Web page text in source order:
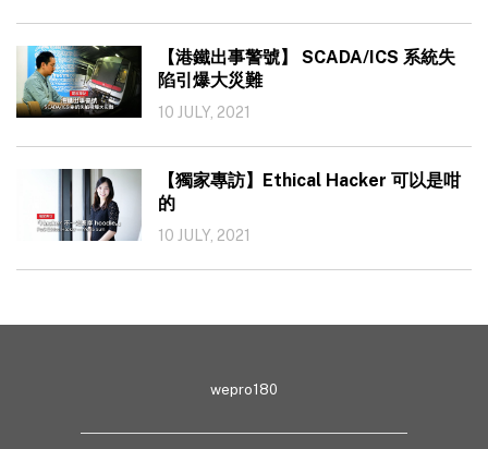
【港鐵出事警號】 SCADA/ICS 系統失
陷引爆大災難
10 JULY, 2021
【獨家專訪】Ethical Hacker 可以是咁
的
10 JULY, 2021
wepro180